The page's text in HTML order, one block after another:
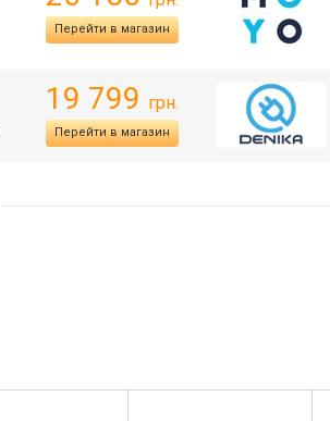
Перейти в магазин
19 799 грн.
Перейти в магазин